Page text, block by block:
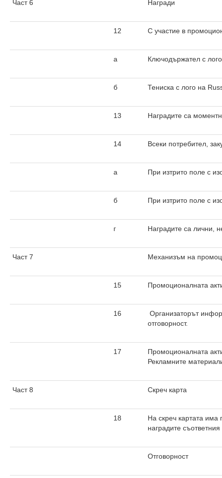
Част 6 Награди
12 С участие в
а Ключодържател с
б Тениска с лого на
13 Наградите са
14 Всеки потребител,
а При изтрито поле с
б При изтрито поле с
г Наградите са лични,
Част 7 Механизъм на
15 Промоционалната
16
Организаторът
отговорност.
17
Промоционалната
Рекламните
Част 8 Скреч карта
18
На скреч картата има
наградите
Отговорност